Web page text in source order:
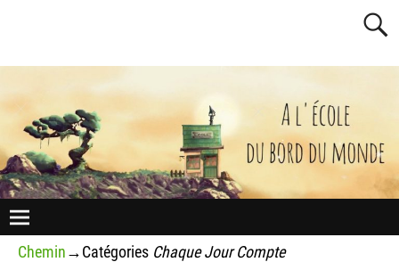
Chemin→Catégories Chaque Jour Compte